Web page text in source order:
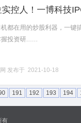
实控人！一博科技
都在用的炒股利器，一键
投资研......
发布于 2021-10-18
191 192 193 194
有